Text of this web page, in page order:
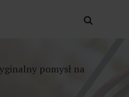
pomysł na